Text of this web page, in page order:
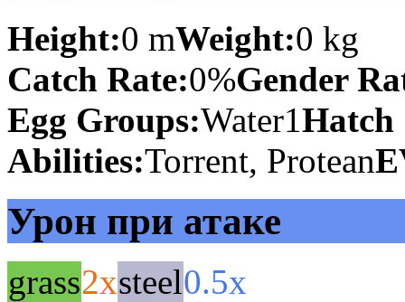
Height:0 mWeight:0 kg
Catch Rate:0%Gender
Egg Groups:Water1Hatch
Abilities:Torrent, Protean
Урон при атаке
grass2xsteel0.5x